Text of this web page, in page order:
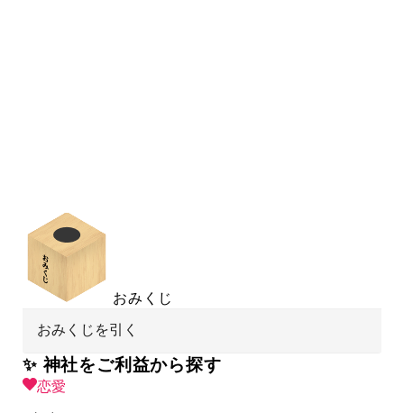
おみくじ
おみくじを引く
✨ 神社をご利益から探す
恋愛